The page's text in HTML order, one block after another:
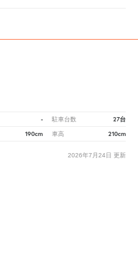
- 駐車台数 27台
190cm 車高 210cm
2026年7月24日 更新